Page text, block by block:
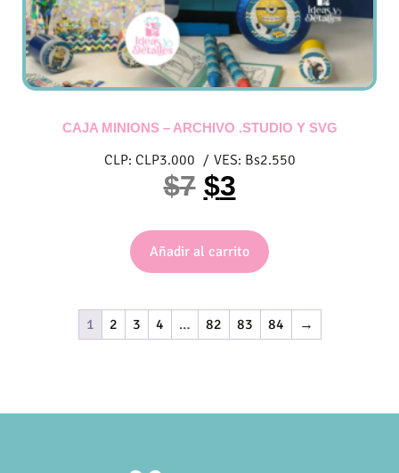
CAJA MINIONS – ARCHIVO .STUDIO Y SVG
CLP: CLP3.000 / VES: Bs2.550
$7 $3
Añadir al carrito
1 2 3 4 … 82 83 84 →